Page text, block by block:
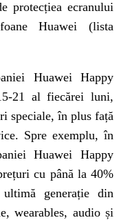
protecțiea ecranului
Huawei (lista
Huawei Happy
21 al fiecărei luni,
speciale, în plus față
Spre exemplu, în
Huawei Happy
cu până la 40%
generație din
wearables, audio și